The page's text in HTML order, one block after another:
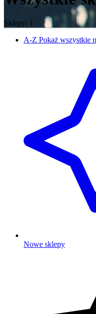
Sklepy: 1
A-Z Pokaż wszystkie
Nowe sklepy